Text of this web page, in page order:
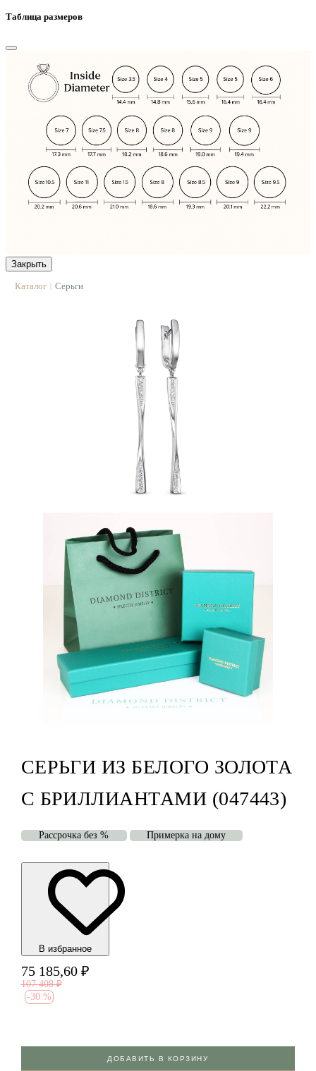
Таблица размеров
Закрыть
Каталог | Серьги
СЕРЬГИ ИЗ БЕЛОГО ЗОЛОТА
С БРИЛЛИАНТАМИ (047443)
Рассрочка без % Примерка на дому
В избранноe
75 185,60 ₽
107 408 ₽
-30 %
ДОБАВИТЬ В КОРЗИНУ